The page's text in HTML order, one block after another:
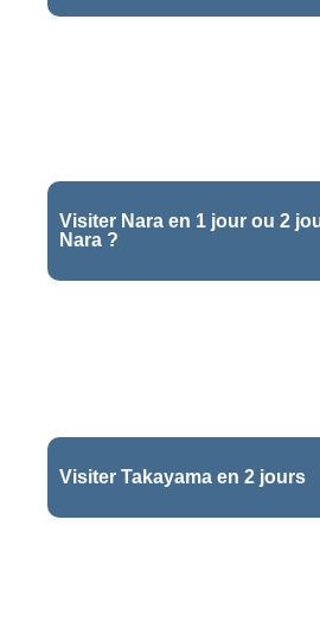
Visiter Nara en 1 jour ou 2
Nara ?
Visiter Takayama en 2 jours